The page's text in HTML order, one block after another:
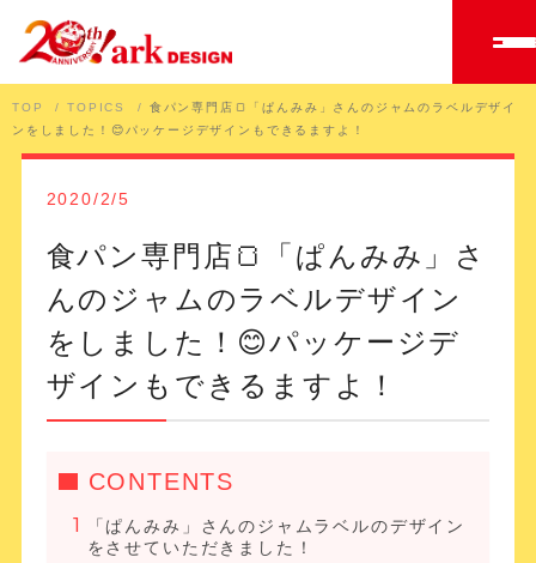
TOP TOPICS
食パン専門店🍞「ぱんみみ」さんのジャムのラベルデザイ
ンをしました！😊パッケージデザインもできるますよ！
2020/2/5
食パン専門店🍞「ぱんみみ」さ
んのジャムのラベルデザイン
をしました！😊パッケージデ
ザインもできるますよ！
CONTENTS
「ぱんみみ」さんのジャムラベルのデザイン
をさせていただきました！